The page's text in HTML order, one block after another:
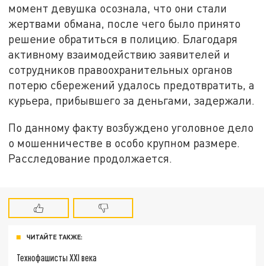
момент девушка осознала, что они стали
жертвами обмана, после чего было принято
решение обратиться в полицию. Благодаря
активному взаимодействию заявителей и
сотрудников правоохранительных органов
потерю сбережений удалось предотвратить, а
курьера, прибывшего за деньгами, задержали.
По данному факту возбуждено уголовное дело
о мошенничестве в особо крупном размере.
Расследование продолжается.
ЧИТАЙТЕ ТАКЖЕ:
Технофашисты XXI века